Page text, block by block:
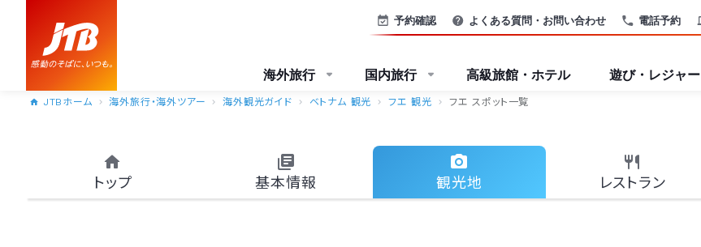
電話予約
予約確認 よくある質問・お問い合わせ
海外旅行 国内旅行 高級旅館・ホテル 遊び・レジャー
JTBホーム 海外旅行・海外ツアー 海外観光ガイド ベトナム 観光 フエ 観光 フエ スポット一覧
トップ 基本情報 観光地 レストラン